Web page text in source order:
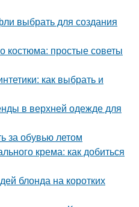
выбрать для создания
костюма: простые советы
как выбрать и
в верхней одежде для
за обувью летом
крема: как добиться
блонда на коротких